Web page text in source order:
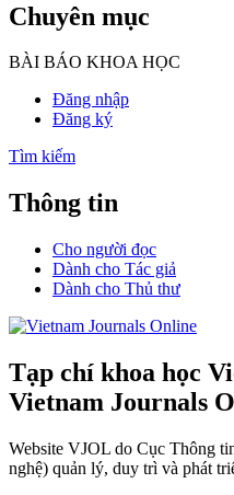
Chuyên mục
BÀI BÁO KHOA HỌC
Đăng nhập
Đăng ký
Tìm kiếm
Thông tin
Cho người đọc
Dành cho Tác giả
Dành cho Thủ thư
Tạp chí khoa học
Vietnam Journals
Website VJOL do Cục Thông
nghệ) quản lý, duy trì và phát